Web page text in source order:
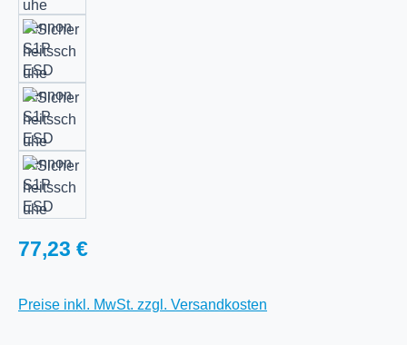
Regulärer Preis:
77,23 €
Preise inkl. MwSt. zzgl. Versandkosten